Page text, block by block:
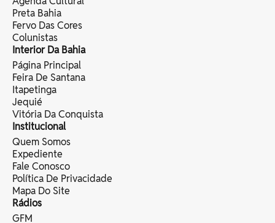
Preta Bahia
Fervo Das Cores
Colunistas
Interior Da Bahia
Página Principal
Feira De Santana
Itapetinga
Jequié
Vitória Da Conquista
Institucional
Quem Somos
Expediente
Fale Conosco
Política De Privacidade
Mapa Do Site
Rádios
GFM